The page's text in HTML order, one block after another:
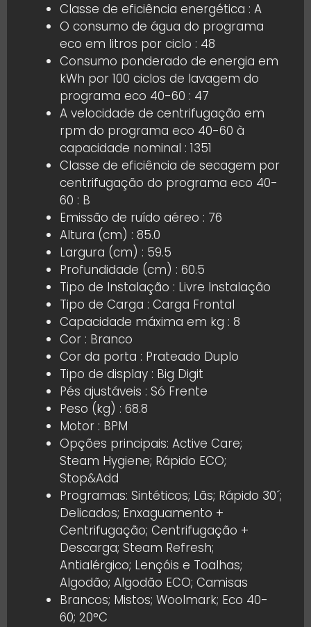
Classe de eficiência energética : A
O consumo de água do programa
eco em litros por ciclo : 48
Consumo ponderado de energia em
kWh por 100 ciclos de lavagem do
programa eco 40-60 : 47
A velocidade de centrifugação em
rpm do programa eco 40-60 à
capacidade nominal : 1351
Classe de eficiência de secagem por
centrifugação do programa eco 40-
60 : B
Emissão de ruído aéreo : 76
Altura (cm) : 85.0
Largura (cm) : 59.5
Profundidade (cm) : 60.5
Tipo de Instalação : Livre Instalação
Tipo de Carga : Carga Frontal
Capacidade máxima em kg : 8
Cor : Branco
Cor da porta : Prateado Duplo
Tipo de display : Big Digit
Pés ajustáveis : Só Frente
Peso (kg) : 68.8
Motor : BPM
Opções principais: Active Care;
Steam Hygiene; Rápido ECO;
Stop&Add
Programas: Sintéticos; Lãs; Rápido 30´;
Delicados; Enxaguamento +
Centrifugação; Centrifugação +
Descarga; Steam Refresh;
Antialérgico; Lençóis e Toalhas;
Algodão; Algodão ECO; Camisas
Brancos; Mistos; Woolmark; Eco 40-
60; 20°C